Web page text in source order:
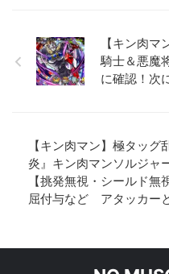
【キン肉
騎士＆悪魔
に確認！次
【キン肉マン】極タッグ
炎』キン肉マンソルジャ
【挑発無視・シールド無
屈付与など アタッカー